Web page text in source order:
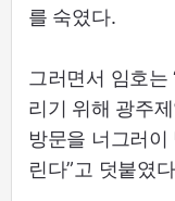
를 숙였다.
그러면서 임호는
리기 위해 광주
방문을 너그러
린다”고 덧붙였